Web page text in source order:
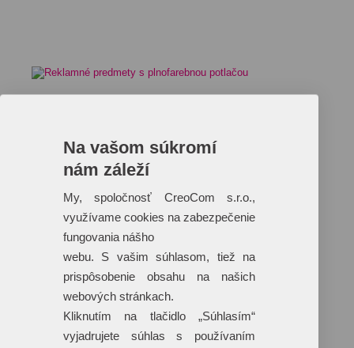
Dáždniky
Tašky
Hračky
+ 17 ďalších
Na vašom súkromí
nám záleží
My, spoločnosť CreoCom s.r.o.,
využívame cookies na zabezpečenie
fungovania nášho
webu. S vašim súhlasom, tiež na
prispôsobenie obsahu na našich
webových stránkach.
Kliknutím na tlačidlo „Súhlasím“
vyjadrujete súhlas s používaním